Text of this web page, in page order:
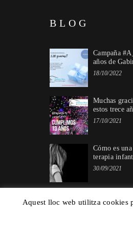
BLOG
Campaña
años de
18/10/2022
Muchas
estos trece
17/10/2021
Cómo es
terapia
30/09/2021
Aquest lloc web utilitza cookies